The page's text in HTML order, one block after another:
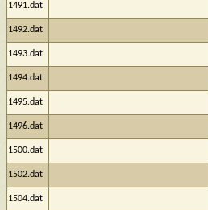
1491.dat
1492.dat
1493.dat
1494.dat
1495.dat
1496.dat
1500.dat
1502.dat
1504.dat